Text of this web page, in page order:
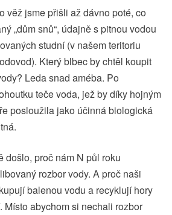
věž jsme přišli až dávno poté, co
„dům snů“, údajně s pitnou vodou
studní (v našem teritoriu
Který blbec by chtěl koupit
Leda snad améba. Po
teče voda, jež by díky hojným
posloužila jako účinná biologická
došlo, proč nám N půl roku
rozbor vody. A proč naši
balenou vodu a recyklují hory
Místo abychom si nechali rozbor